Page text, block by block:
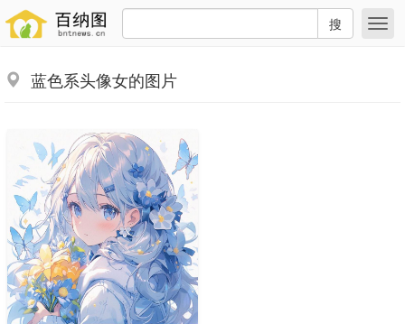
搜
蓝色系头像女的图片